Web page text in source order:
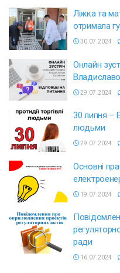
Ліжка та
отримала
30.07.2024
Онлайн
29.07.2024
30 липня –
людьми
29.07.2024
Основні
19.07.2024
ради
16.07.2024